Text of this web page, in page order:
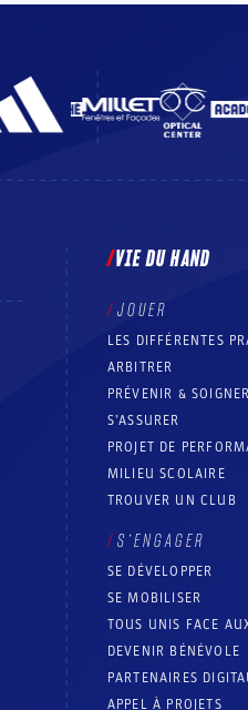
VIE DU HAND
JOUER
LES DIFFÉRENTES
ARBITRER
PRÉVENIR & SOIGNER
S’ASSURER
PROJET DE
MILIEU SCOLAIRE
TROUVER UN CLUB
S’ENGAGER
SE DÉVELOPPER
SE MOBILISER
TOUS UNIS FACE
DEVENIR BÉNÉVOLE
PARTENAIRES
APPEL À PROJETS